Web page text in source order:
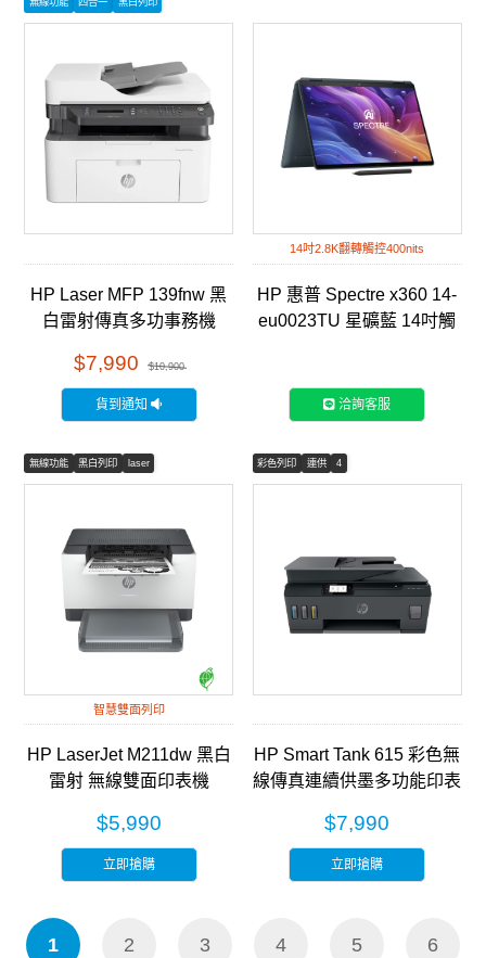
無線功能 四合一 黑白列印
HP Laser MFP 139fnw 黑
白雷射傳真多功事務機
$7,990 $10,900
貨到通知
14吋2.8K翻轉觸控400nits
HP 惠普 Spectre x360 14-
eu0023TU 星礦藍 14吋觸
洽詢客服
無線功能 黑白列印 laser
智慧雙面列印
HP LaserJet M211dw 黑白
雷射 無線雙面印表機
$5,990
立即搶購
彩色列印 連供 4
HP Smart Tank 615 彩色無
線傳真連續供墨多功能印表
$7,990
立即搶購
1 2 3 4 5 6